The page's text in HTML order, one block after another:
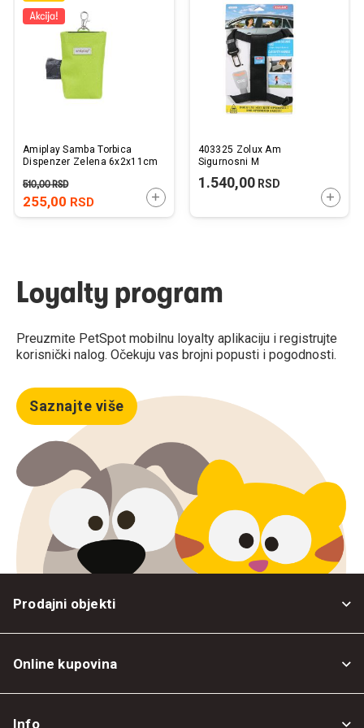
Amiplay Samba Torbica
Dispenzer Zelena 6x2x11cm
255,00 RSD
510,00RSD
DODAJTE U KORPU
403325 Zolux Am
Sigurnosni M
1.540,00RSD
Loyalty program
Preuzmite PetSpot mobilnu loyalty aplikaciju i registrujte
korisnički nalog. Očekuju vas brojni popusti i pogodnosti.
Saznajte više
Prodajni objekti
Online kupovina
Info